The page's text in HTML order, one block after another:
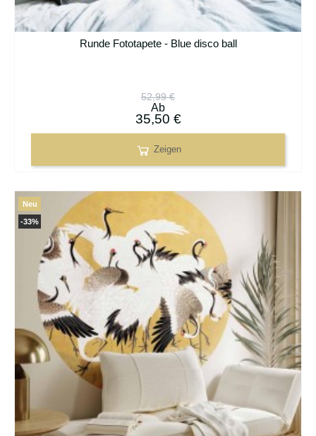
Runde Fototapete - Blue disco ball
52,99 €
Ab
35,50 €
Zeigen
-33%
Neu